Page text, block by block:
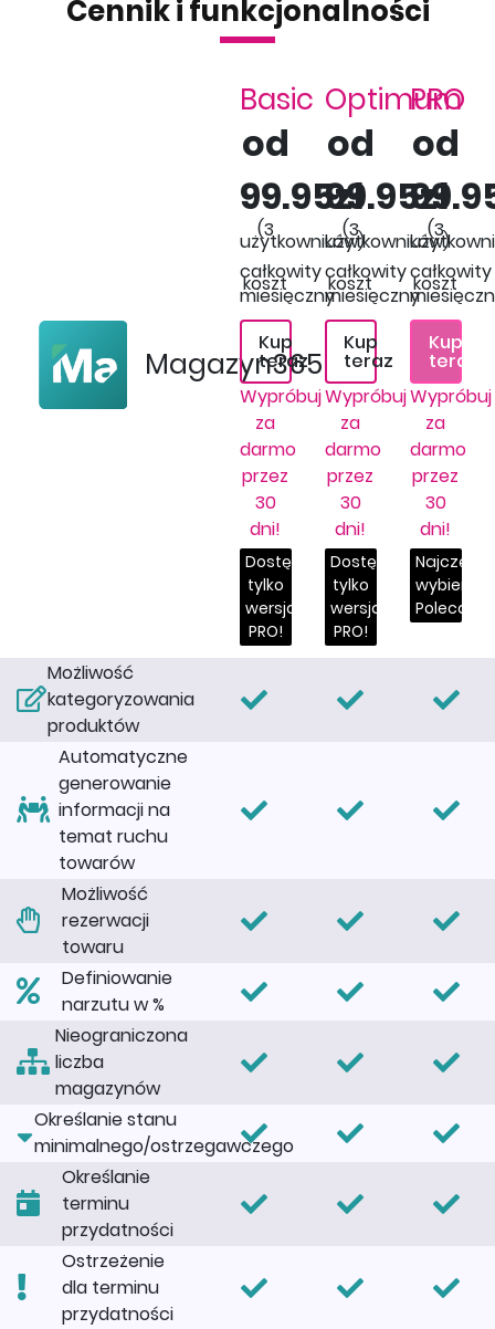
Cennik i funkcjonalności
Magazyn365
Basic
od
99.95zł
(3
użytkowników)
całkowity
koszt
miesięczny
Kup
teraz
Wypróbuj
za
darmo
przez
30
dni!
Dostępna
tylko
wersja
PRO!
Optimum
od
99.95zł
(3
użytkowników)
całkowity
koszt
miesięczny
Kup
teraz
Wypróbuj
za
darmo
przez
30
dni!
Dostępna
tylko
wersja
PRO!
PRO
od
(3
całkowity
koszt
Kup
teraz
Wypróbuj
za
darmo
przez
30
dni!
Polecany!
Możliwość
kategoryzowania
produktów
Automatyczne
generowanie
informacji na
temat ruchu
towarów
Możliwość
rezerwacji
towaru
Definiowanie
narzutu w %
Nieograniczona
liczba
magazynów
Określanie stanu
minimalnego/ostrzegawczego
Określanie
terminu
przydatności
Ostrzeżenie
dla terminu
przydatności